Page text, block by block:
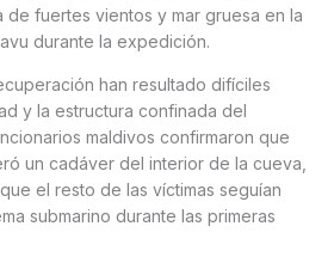
de fuertes vientos y mar gruesa en la
durante la expedición.
han resultado difíciles
y la estructura confinada del
maldivos confirmaron que
un cadáver del interior de la cueva,
el resto de las víctimas seguían
submarino durante las primeras